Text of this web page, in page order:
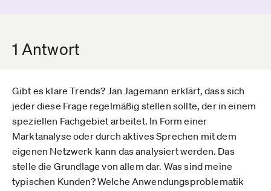
1 Antwort
Gibt es klare Trends? Jan Jagemann erklärt, dass sich
jeder diese Frage regelmäßig stellen sollte, der in einem
speziellen Fachgebiet arbeitet. In Form einer
Marktanalyse oder durch aktives Sprechen mit dem
eigenen Netzwerk kann das analysiert werden. Das
stelle die Grundlage von allem dar. Was sind meine
typischen Kunden? Welche Anwendungsproblematik